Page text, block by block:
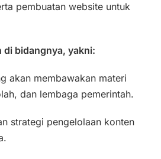
pembuatan website untuk
di bidangnya, yakni:
akan membawakan materi
dan lembaga pemerintah.
strategi pengelolaan konten